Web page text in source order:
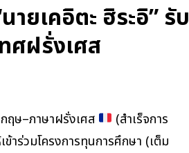
ยเคอิตะ ฮิระอิ” รับ
ศฝรั่งเศส
ฤษ–ภาษาฝรั่งเศส
(สำเร็จการ
ข้าร่วมโครงการทุนการศึกษา (เต็ม